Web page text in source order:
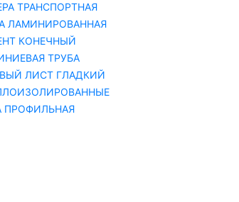
ТРАНСПОРТНАЯ
ЛАМИНИРОВАННАЯ
КОНЕЧНЫЙ
ТРУБА
ЛИСТ ГЛАДКИЙ
ПРОФИЛЬНАЯ